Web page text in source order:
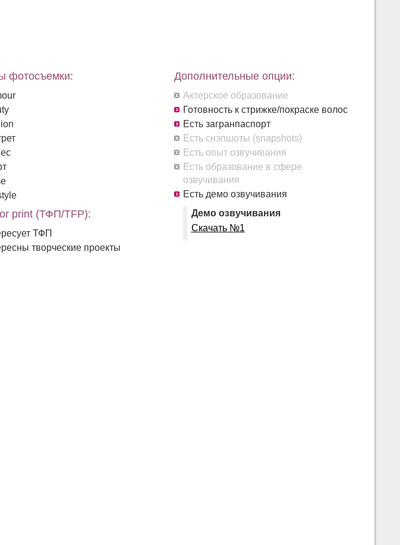
фотосъемки:
print (ТФП/TFP):
ТФП
творческие проекты
Дополнительные опции:
Актерское образование
Готовность к стрижке/покраске волос
Есть загранпаспорт
Есть снэпшоты (snapshots)
Есть опыт озвучивания
Есть образование в сфере
озвучивания
Есть демо озвучивания
Демо озвучивания
Скачать №1